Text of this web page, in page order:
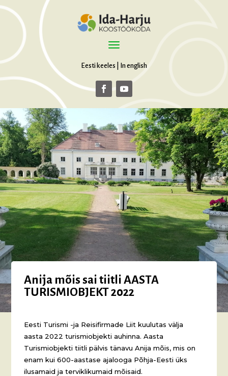
Eesti keeles In english
Anija mõis sai tiitli AASTA
TURISMIOBJEKT 2022
Eesti Turismi -ja Reisifirmade Liit kuulutas välja
aasta 2022 turismiobjekti auhinna. Aasta
Turismiobjekti tiitli pälvis tänavu Anija mõis, mis on
enam kui 600-aastase ajalooga Põhja-Eesti üks
ilusamaid ja terviklikumaid mõisaid.